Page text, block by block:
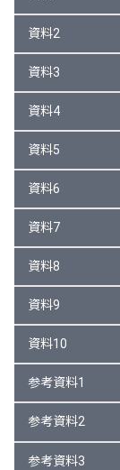
資料2
資料3
資料4
資料5
資料6
資料7
資料8
資料9
資料10
参考資料1
参考資料2
参考資料3